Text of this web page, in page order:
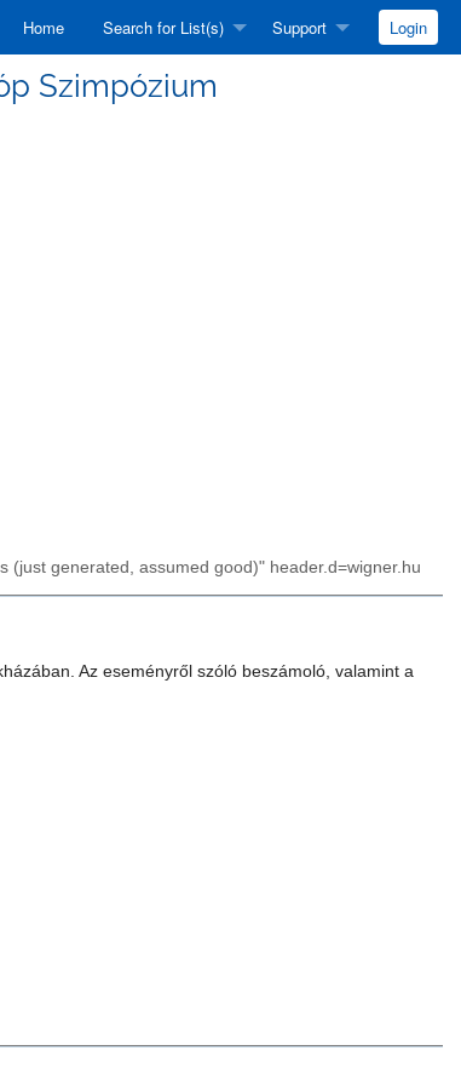
Home Search for List(s) Support Login
Szimpózium
(just generated, assumed good)" header.d=wigner.hu
Az eseményről szóló beszámoló, valamint a